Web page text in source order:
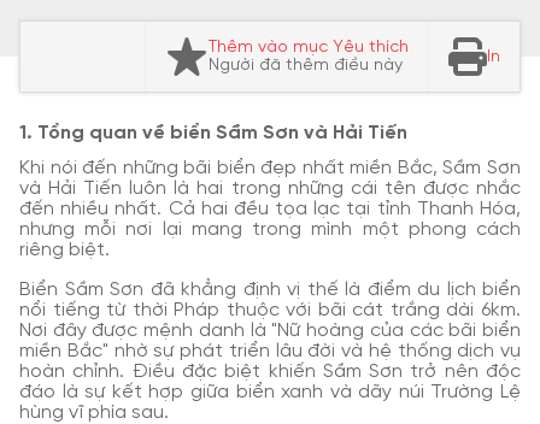
Thêm vào mục Yêu thích
Người đã thêm điều này
In
1. Tổng quan về biển Sầm Sơn và Hải Tiến
Khi nói đến những bãi biển đẹp nhất miền Bắc, Sầm Sơn
và Hải Tiến luôn là hai trong những cái tên được nhắc
đến nhiều nhất. Cả hai đều tọa lạc tại tỉnh Thanh Hóa,
nhưng mỗi nơi lại mang trong mình một phong cách
riêng biệt.
Biển Sầm Sơn đã khẳng định vị thế là điểm du lịch biển
nổi tiếng từ thời Pháp thuộc với bãi cát trắng dài 6km.
Nơi đây được mệnh danh là "Nữ hoàng của các bãi biển
miền Bắc" nhờ sự phát triển lâu đời và hệ thống dịch vụ
hoàn chỉnh. Điều đặc biệt khiến Sầm Sơn trở nên độc
đáo là sự kết hợp giữa biển xanh và dãy núi Trường Lệ
hùng vĩ phía sau.